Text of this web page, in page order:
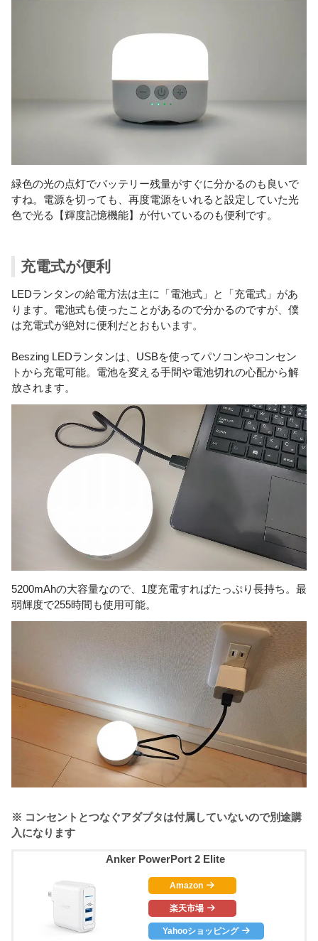
緑色の光の点灯でバッテリー残量がすぐに分かるのも良いで
すね。電源を切っても、再度電源をいれると設定していた光
色で光る【輝度記憶機能】が付いているのも便利です。
充電式が便利
LEDランタンの給電方法は主に「電池式」と「充電式」があ
ります。電池式も使ったことがあるので分かるのですが、僕
は充電式が絶対に便利だとおもいます。
Beszing LEDランタンは、USBを使ってパソコンやコンセン
トから充電可能。電池を変える手間や電池切れの心配から解
放されます。
5200mAhの大容量なので、1度充電すればたっぷり長持ち。最
弱輝度で255時間も使用可能。
※ コンセントとつなぐアダプタは付属していないので別途購
入になります
Anker PowerPort 2 Elite
Amazon
楽天市場
Yahooショッピング